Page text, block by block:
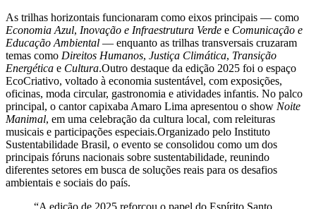
As trilhas horizontais funcionaram como eixos principais — como
Economia Azul, Inovação e Infraestrutura Verde e Comunicação e
Educação Ambiental — enquanto as trilhas transversais cruzaram
temas como Direitos Humanos, Justiça Climática, Transição
Energética e Cultura.Outro destaque da edição 2025 foi o espaço
EcoCriativo, voltado à economia sustentável, com exposições,
oficinas, moda circular, gastronomia e atividades infantis. No palco
principal, o cantor capixaba Amaro Lima apresentou o show Noite
Manimal, em uma celebração da cultura local, com releituras
musicais e participações especiais.Organizado pelo Instituto
Sustentabilidade Brasil, o evento se consolidou como um dos
principais fóruns nacionais sobre sustentabilidade, reunindo
diferentes setores em busca de soluções reais para os desafios
ambientais e sociais do país.
“A edição de 2025 reforçou o papel do Espírito Santo